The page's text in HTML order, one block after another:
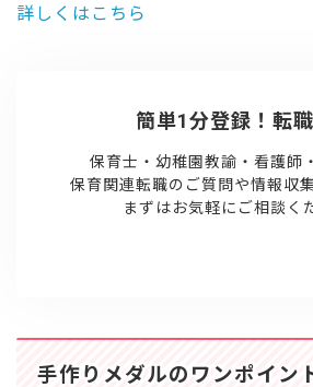
詳しくはこちら
簡単1分登録！転
保育士・幼稚園教諭・看護師
保育関連転職のご質問や情報収
まずはお気軽にご相談く
手作りメダルのワンポイン